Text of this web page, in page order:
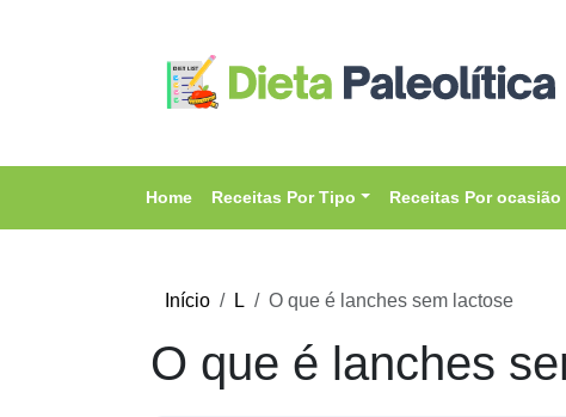
Home Receitas Por Tipo Receitas Por ocasião
Início L O que é lanches sem lactose
O que é lanches